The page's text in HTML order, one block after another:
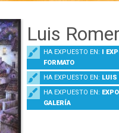
Luis
HA EXPUESTO EN: I
FORMATO
HA EXPUESTO EN: LUIS
HA EXPUESTO EN:
GALERÍA